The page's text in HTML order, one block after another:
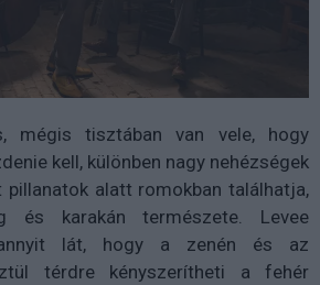
mégis tisztában van vele, hogy
kell, különben nagy nehézségek
alatt romokban találhatja,
és karakán természete. Levee
lát, hogy a zenén és az
térdre kényszerítheti a fehér